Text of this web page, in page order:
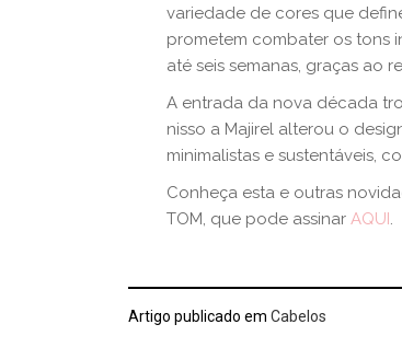
variedade de cores que
prometem combater os tons
até seis semanas, graças ao
A entrada da nova década
nisso a Majirel alterou o
minimalistas e sustentáveis,
Conheça esta e outras
TOM, que pode assinar AQUI.
Artigo publicado em Cabelos